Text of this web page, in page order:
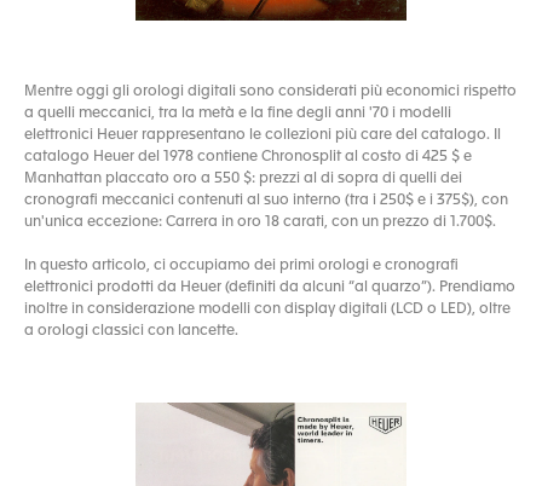
Mentre oggi gli orologi digitali sono considerati più economici rispetto
a quelli meccanici, tra la metà e la fine degli anni '70 i modelli
elettronici Heuer rappresentano le collezioni più care del catalogo. Il
catalogo Heuer del 1978 contiene Chronosplit al costo di 425 $ e
Manhattan placcato oro a 550 $: prezzi al di sopra di quelli dei
cronografi meccanici contenuti al suo interno (tra i 250$ e i 375$), con
un'unica eccezione: Carrera in oro 18 carati, con un prezzo di 1.700$.
In questo articolo, ci occupiamo dei primi orologi e cronografi
elettronici prodotti da Heuer (definiti da alcuni “al quarzo”). Prendiamo
inoltre in considerazione modelli con display digitali (LCD o LED), oltre
a orologi classici con lancette.